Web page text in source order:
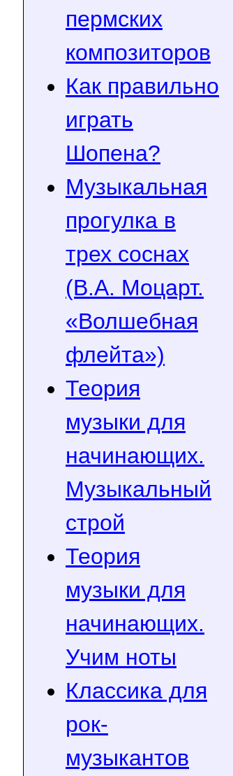
пермских
композиторов
Как правильно
играть
Шопена?
Музыкальная
прогулка в
трех соснах
(В.А. Моцарт.
«Волшебная
флейта»)
Теория
музыки для
начинающих.
Музыкальный
строй
Теория
музыки для
начинающих.
Учим ноты
Классика для
рок-
музыкантов